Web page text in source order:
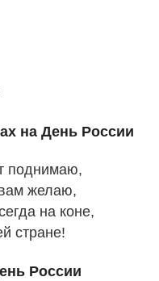
на День России
поднимаю,
желаю,
на коне,
стране!
России